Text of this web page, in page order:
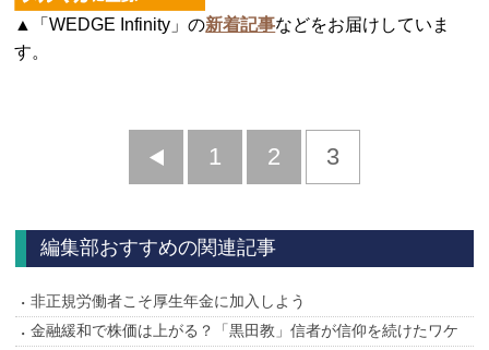
▲「WEDGE Infinity」の新着記事などをお届けしていま
す。
前
1 2 3
編集部おすすめの関連記事
非正規労働者こそ厚生年金に加入しよう
金融緩和で株価は上がる？「黒田教」信者が信仰を続けたワケ